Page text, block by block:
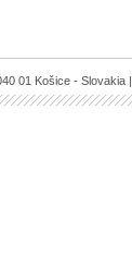
01 Košice -